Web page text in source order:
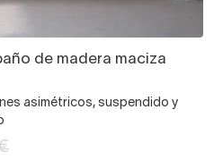
de madera maciza
asimétricos, suspendido y